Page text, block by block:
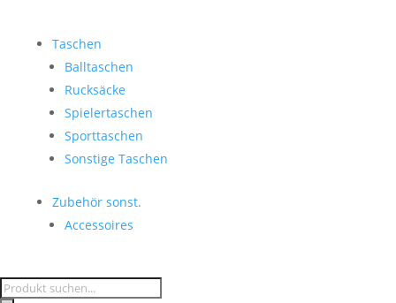
Taschen
Balltaschen
Rucksäcke
Spielertaschen
Sporttaschen
Sonstige Taschen
Zubehör sonst.
Accessoires
Products